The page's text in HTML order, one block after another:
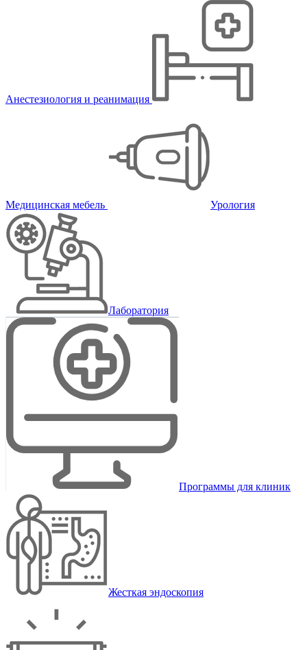
Анестезиология и реанимация
Медицинская мебель Урология
Лаборатория
Программы для клиник
Жесткая эндоскопия